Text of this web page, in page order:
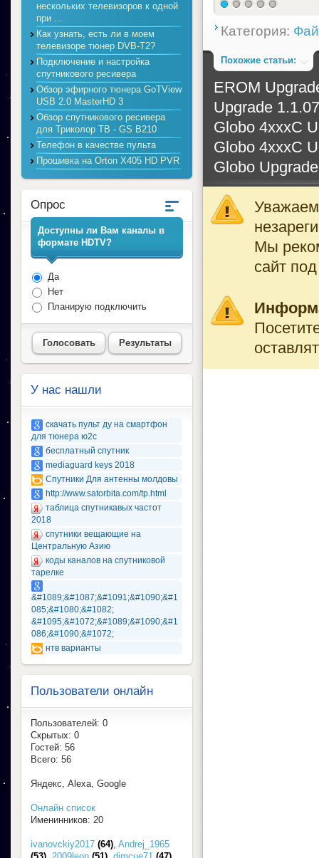
Категория:
Похожие статьи:
EROM
Upgrade 1.1.07
Globo 4xxxC
Globo 4xxxC
Globo
Мы
сайт
нескольких телевизоров к одной
при ...
Как узнать, есть ли в моем
телевизоре тюнер DVB-T2?
Подключение и настройка
спутникового ресивера
Обзор эфирного тюнера GoTView
USB 2.0 MasterHD 3
Обзор спутникового ресивера
для Триколор ТВ - GS B210
Телефон в качестве пульта
Прошивка на Orton X405 HD PVR
Опрос
Доступны ли Вам каналы в
формате HDTV?
Да
Нет
Планирую подключить
Голосовать Результаты
У нас нашли
скачать пульт ду на смартфон
для тюнера ю2с
бесплатный спутник
mediaguard keys 2018
Спутники Для антенны молдовы
http://www.satorbita.com/tp.html
таблица спутникавых частот
2018
спутники вещающие на
Центральную Азию
коды каналов на спутниковой
тарелке
&#1089;&#1087;&#1091;&#1090;&#1
085;&#1080;&#1082;
&#1095;&#1072;&#1089;&#1090;&#1
086;&#1090;&#1072;
нтв варианты
Пользователи онлайн
Пользователей: 0
Скрытых: 0
Гостей: 56
Всего: 56
Яндекс, Alexa, Google
Онлайн список
Именинников: 20
ivanovckiy2017 (64), Andrej_1965